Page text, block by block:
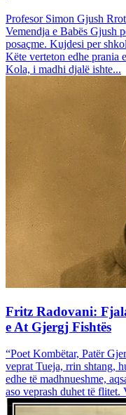
Profesor Simon Gjush
Vemendja e Babës Gjush
posaçme. Kujdesi per
Këte verteton edhe prania
Kola, i madhi djalë ishte...
Fritz Radovani:
e At Gjergj Fishtës
“Poet Kombëtar, Patër
veprat Tueja, rrin shtang,
edhe të madhnueshme,
aso veprash duhet të flitet.